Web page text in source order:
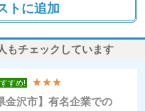
トに追加
もチェックしています
すめ! ★★★
金沢市】有名企業での